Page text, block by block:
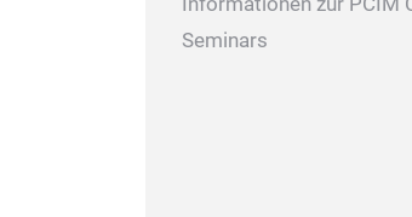
Seminars